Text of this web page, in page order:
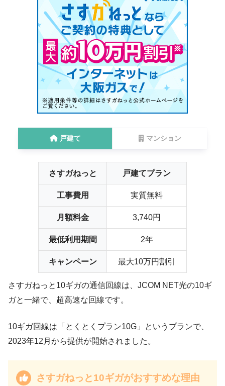
戸建て マンション
さすガねっと 戸建てプラン
工事費用 実質無料
月額料金 3,740円
最低利用期間 2年
キャンペーン 最大10万円割引
さすガねっと10ギガの通信回線は、JCOM NET光の10ギ
ガと一緒で、超高速な回線です。
10ギガ回線は「とくとくプラン10G」というプランで、
2023年12月から提供が開始されました。
さすガねっと10ギガがおすすめな理由